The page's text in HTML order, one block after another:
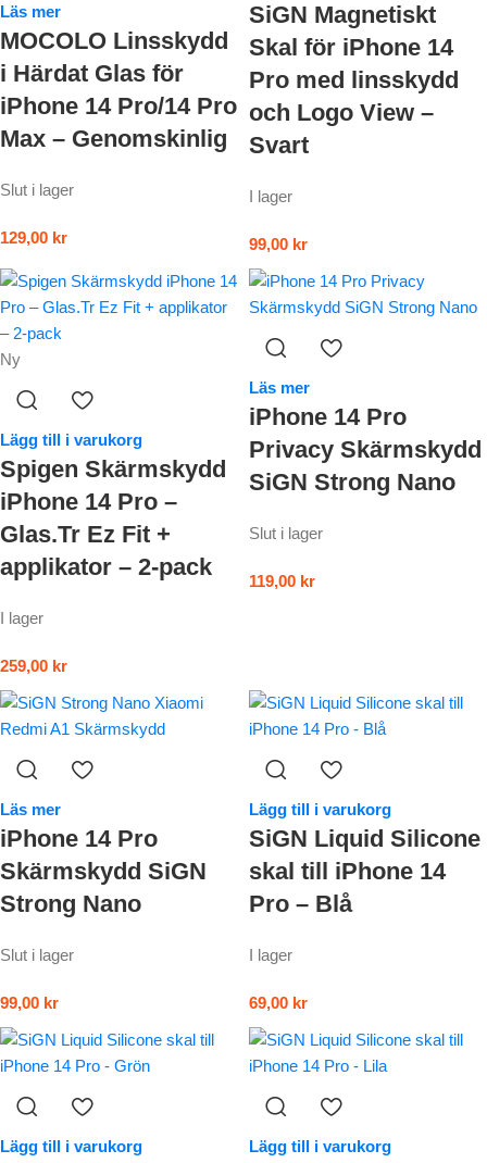
Läs mer
MOCOLO Linsskydd
i Härdat Glas för
iPhone 14 Pro/14 Pro
Max – Genomskinlig
Slut i lager
129,00 kr
SiGN Magnetiskt
Skal för iPhone 14
Pro med linsskydd
och Logo View –
Svart
I lager
99,00 kr
Ny
Lägg till i varukorg
Spigen Skärmskydd
iPhone 14 Pro –
Glas.Tr Ez Fit +
applikator – 2-pack
I lager
259,00 kr
Läs mer
iPhone 14 Pro
Privacy Skärmskydd
SiGN Strong Nano
Slut i lager
119,00 kr
Läs mer
iPhone 14 Pro
Skärmskydd SiGN
Strong Nano
Slut i lager
99,00 kr
Lägg till i varukorg
SiGN Liquid Silicone
skal till iPhone 14
Pro – Blå
I lager
69,00 kr
Lägg till i varukorg Lägg till i varukorg